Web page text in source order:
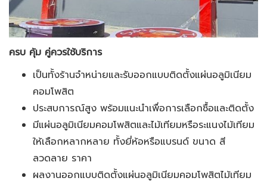
ครบ คุ้ม คู่ควรใช้บริการ
เป็นทั้งร้านจำหน่ายและรับออกแบบติดตั้งแผ่นอลูมิเนียม
คอมโพสิต
ประสบการณ์สูง พร้อมแนะนำเพื่อการเลือกซื้อและติดตั้ง
มีแผ่นอลูมิเนียมคอมโพสิตและไม้เทียมหรือระแนงไม้เทียม
ให้เลือกหลากหลาย ทั้งยี่ห้อหรือแบรนด์ ขนาด สี
ลวดลาย ราคา
ผลงานออกแบบติดตั้งแผ่นอลูมิเนียมคอมโพสิตไม้เทียม